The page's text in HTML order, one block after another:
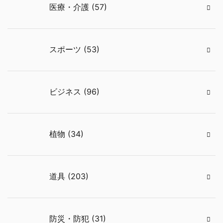
医療・介護 (57)
スポーツ (53)
ビジネス (96)
植物 (34)
道具 (203)
防災・防犯 (31)